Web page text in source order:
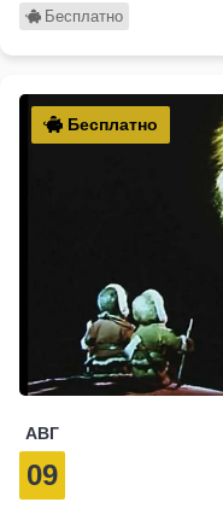
Бесплатно
Бесплатно
АВГ
09